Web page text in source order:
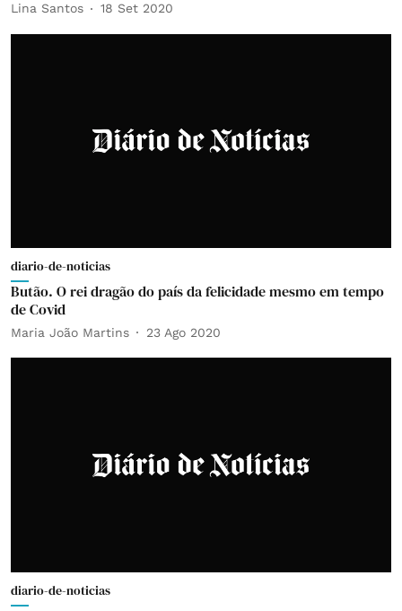
Lina Santos 18 Set 2020
diario-de-noticias
Butão. O rei dragão do país da felicidade mesmo em tempo
de Covid
Maria João Martins 23 Ago 2020
diario-de-noticias